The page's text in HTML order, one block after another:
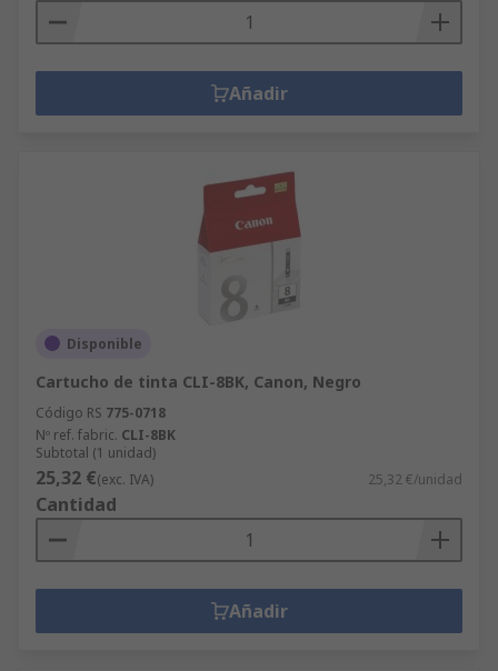
Añadir
Disponible
Cartucho de tinta CLI-8BK, Canon, Negro
Código RS 775-0718
Nº ref. fabric. CLI-8BK
Subtotal (1 unidad)
25,32 €(exc. IVA) 25,32 €/unidad
Cantidad
Añadir